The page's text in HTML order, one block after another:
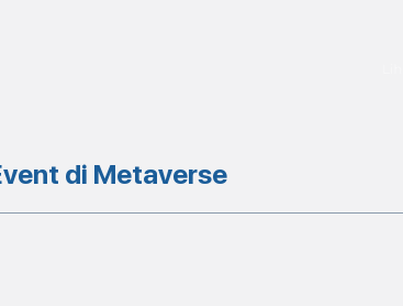
di Metaverse